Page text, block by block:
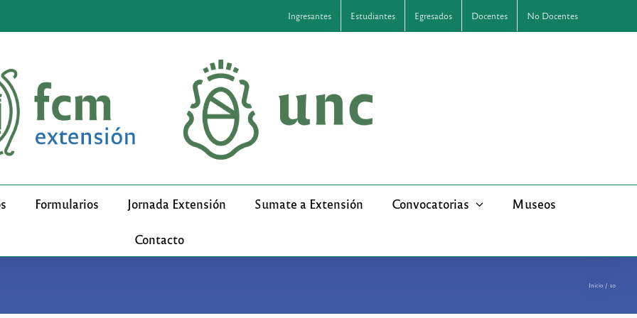
Ingresantes Estudiantes Egresados Docentes No Docentes
Formularios Jornada Extensión Sumate a Extensión Convocatorias Museos
Contacto
Inicio 10